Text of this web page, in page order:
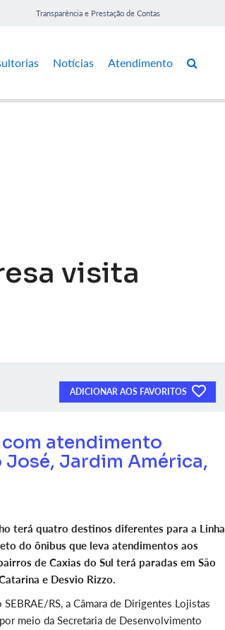
Transparência e Prestação de Contas
Notícias Atendimento
visita
ADICIONAR AOS FAVORITOS
atendimento
Jardim América,
terá quatro destinos diferentes para a Linha
do ônibus que leva atendimentos aos
de Caxias do Sul terá paradas em São
e Desvio Rizzo.
RS, a Câmara de Dirigentes Lojistas
meio da Secretaria de Desenvolvimento